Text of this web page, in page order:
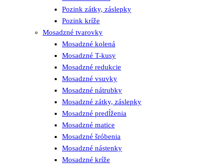
Pozink zátky, záslepky
Pozink kríže
Mosadzné tvarovky
Mosadzné kolená
Mosadzné T-kusy
Mosadzné redukcie
Mosadzné vsuvky
Mosadzné nátrubky
Mosadzné zátky, záslepky
Mosadzné predĺženia
Mosadzné matice
Mosadzné šróbenia
Mosadzné nástenky
Mosadzné kríže